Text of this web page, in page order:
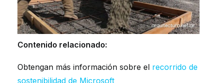
Contenido relacionado:
Obtengan más información sobre el recorrido de
sostenibilidad de Microsoft